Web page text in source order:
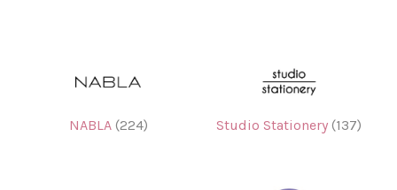
NABLA (224) Studio Stationery (137)